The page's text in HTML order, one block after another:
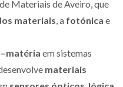
Materiais de Aveiro, que
materiais, a fotónica e
em sistemas
materiais